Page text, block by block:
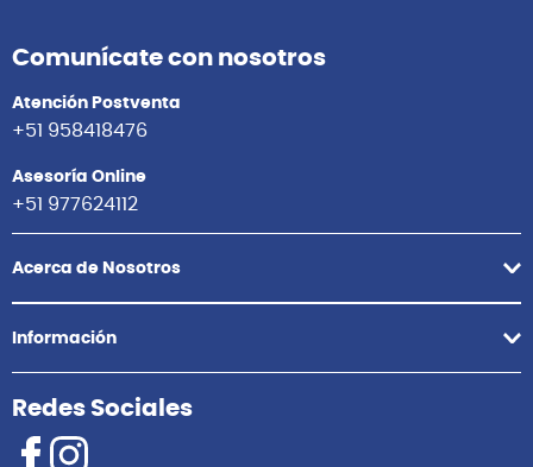
Comunícate con nosotros
Atención Postventa
+51 958418476
Asesoría Online
+51 977624112
Acerca de Nosotros
Información
Redes Sociales